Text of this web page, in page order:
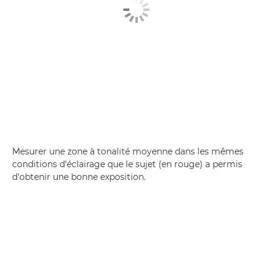
Mesurer une zone à tonalité moyenne dans les mêmes
conditions d'éclairage que le sujet (en rouge) a permis
d'obtenir une bonne exposition.